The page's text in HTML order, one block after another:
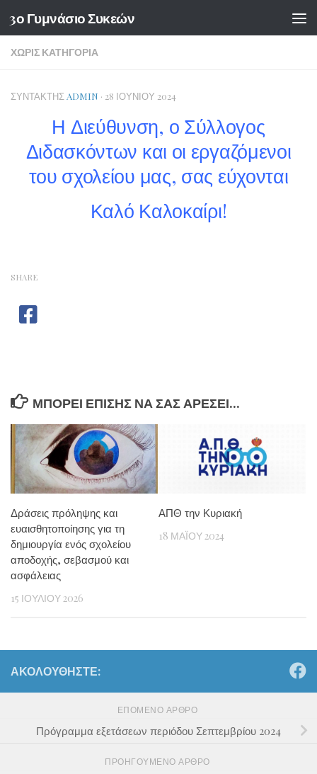
Skip to content
3ο Γυμνάσιο Συκεών
ΧΩΡΊΣ ΚΑΤΗΓΟΡΊΑ
ΣΥΝΤΆΚΤΗΣ ADMIN · 28 ΙΟΥΝΊΟΥ 2024
Η Διεύθυνση, ο Σύλλογος
Διδασκόντων και οι εργαζόμενοι
του σχολείου μας, σας εύχονται
Καλό Καλοκαίρι!
SHARE
ΜΠΟΡΕΊ ΕΠΊΣΗΣ ΝΑ ΣΑΣ ΑΡΈΣΕΙ...
Δράσεις πρόληψης και
ευαισθητοποίησης για τη
δημιουργία ενός σχολείου
αποδοχής, σεβασμού και
ασφάλειας
15 ΙΟΥΛΊΟΥ 2026
ΑΠΘ την Κυριακή
18 ΜΑΪ́ΟΥ 2024
ΑΚΟΛΟΥΘΉΣΤΕ:
ΕΠΌΜΕΝΟ ΆΡΘΡΟ
Πρόγραμμα εξετάσεων περιόδου Σεπτεμβρίου 2024
ΠΡΟΗΓΟΎΜΕΝΟ ΆΡΘΡΟ